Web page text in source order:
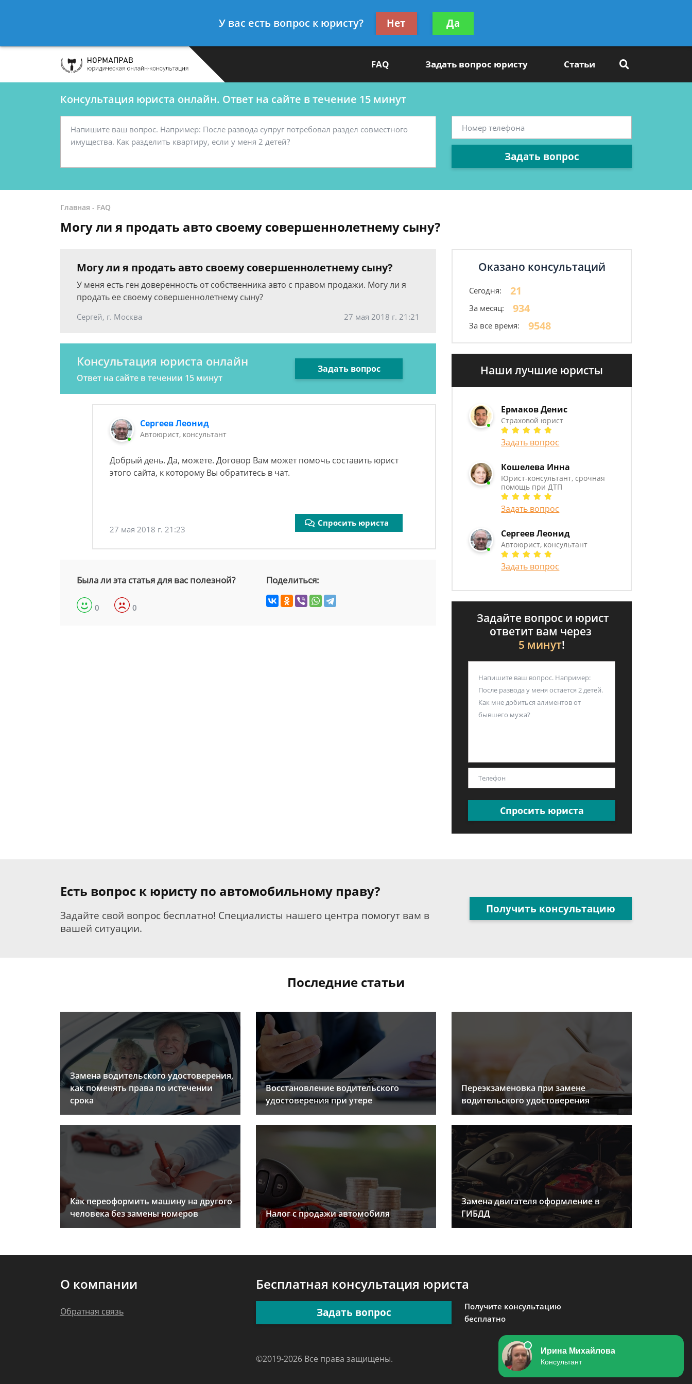
- Автоюрист, консультант
Получите консультацию
бесплатно
FAQ Задать вопрос юристу Статьи
Консультация юриста онлайн. Ответ на сайте в течение 15 минут
Задать вопрос
Главная - FAQ
Могу ли я продать авто своему совершеннолетнему сыну?
Могу ли я продать авто своему совершеннолетнему сыну?
У меня есть ген доверенность от собственника авто с правом продажи. Могу ли я
продать ее своему совершеннолетнему сыну?
Сергей, г. Москва 27 мая 2018 г. 21:21
Консультация юриста онлайн
Ответ на сайте в течении 15 минут
Задать вопрос
Сергеев Леонид
Автоюрист, консультант
Добрый день. Да, можете. Договор Вам может помочь составить юрист
этого сайта, к которому Вы обратитесь в чат.
27 мая 2018 г. 21:23
Спросить юриста
Была ли эта статья для вас полезной?
0 0
Поделиться:
Оказано консультаций
Сегодня: 21
За месяц: 934
За все время: 9548
Наши лучшие юристы
Ермаков Денис
Страховой юрист
Задать вопрос
Кошелева Инна
Юрист-консультант, срочная
помощь при ДТП
Задать вопрос
Сергеев Леонид
Автоюрист, консультант
Задать вопрос
Задайте вопрос и юрист
ответит вам через
5 минут!
Спросить юриста
Есть вопрос к юристу по автомобильному праву?
Задайте свой вопрос бесплатно! Специалисты нашего центра помогут вам в
вашей ситуации.
Получить консультацию
Последние статьи
Замена водительского удостоверения,
как поменять права по истечении
срока
Восстановление водительского
удостоверения при утере
Переэкзаменовка при замене
водительского удостоверения
Как переоформить машину на другого
человека без замены номеров
Налог с продажи автомобиля
Замена двигателя оформление в
ГИБДД
О компании
Обратная связь
Бесплатная консультация юриста
Задать вопрос
Получите консультацию
бесплатно
©2019-2026 Все права защищены.
У вас есть вопрос к юристу? Нет Да